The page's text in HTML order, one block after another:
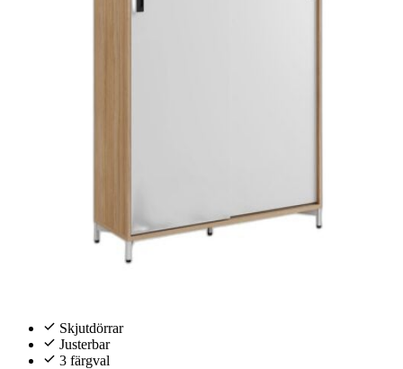
Skjutdörrar
Justerbar
3 färgval